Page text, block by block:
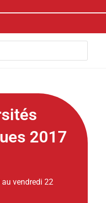
2017
vendredi 22